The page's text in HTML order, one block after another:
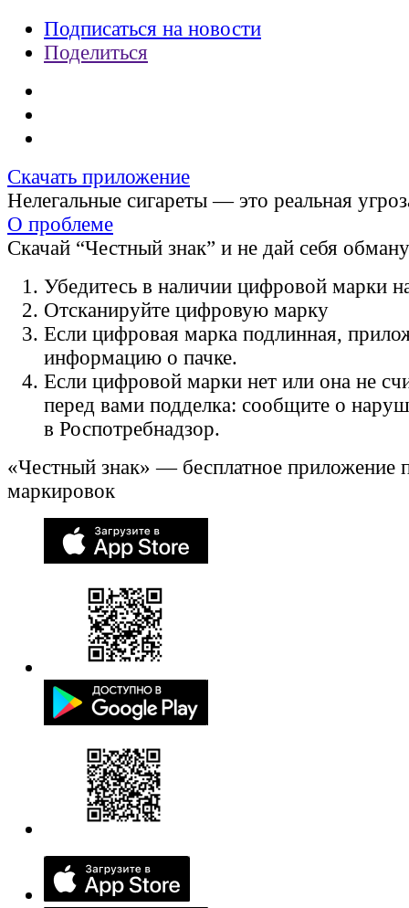
Подписаться на новости
Поделиться
Скачать приложение
Нелегальные сигареты — это реальная
О проблеме
Скачай “Честный знак” и не дай себя
Убедитесь в наличии цифровой марки
Отсканируйте цифровую марку
Если цифровая марка подлинная,
информацию о пачке.
Если цифровой марки нет или она не
перед вами подделка: сообщите о
в Роспотребнадзор.
«Честный знак» — бесплатное приложение
маркировок